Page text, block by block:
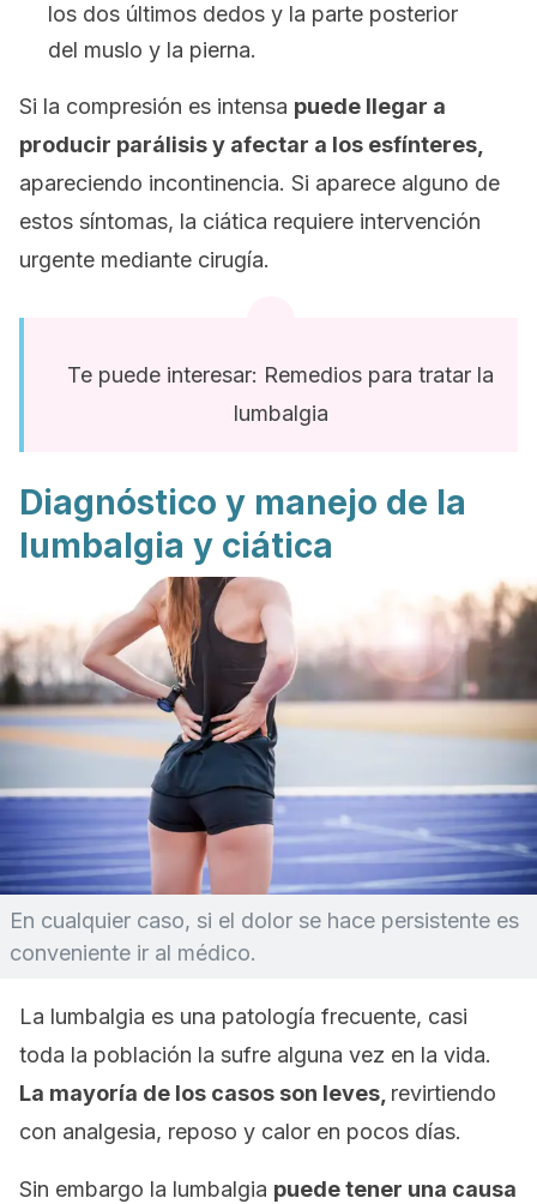
los dos últimos dedos y la parte posterior
del muslo y la pierna.
Si la compresión es intensa puede llegar a
producir parálisis y afectar a los esfínteres,
apareciendo incontinencia. Si aparece alguno de
estos síntomas, la ciática requiere intervención
urgente mediante cirugía.
Te puede interesar: Remedios para tratar la
lumbalgia
Diagnóstico y manejo de la
lumbalgia y ciática
En cualquier caso, si el dolor se hace persistente es
conveniente ir al médico.
La lumbalgia es una patología frecuente, casi
toda la población la sufre alguna vez en la vida.
La mayoría de los casos son leves, revirtiendo
con analgesia, reposo y calor en pocos días.
Sin embargo la lumbalgia puede tener una causa